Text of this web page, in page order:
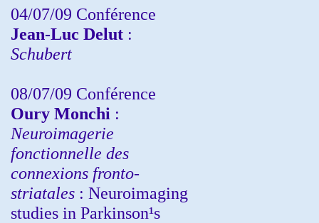
04/07/09 Conférence
Jean-Luc Delut :
Schubert
08/07/09 Conférence
Oury Monchi :
Neuroimagerie
fonctionnelle des
connexions fronto-
striatales : Neuroimaging
studies in Parkinson¹s